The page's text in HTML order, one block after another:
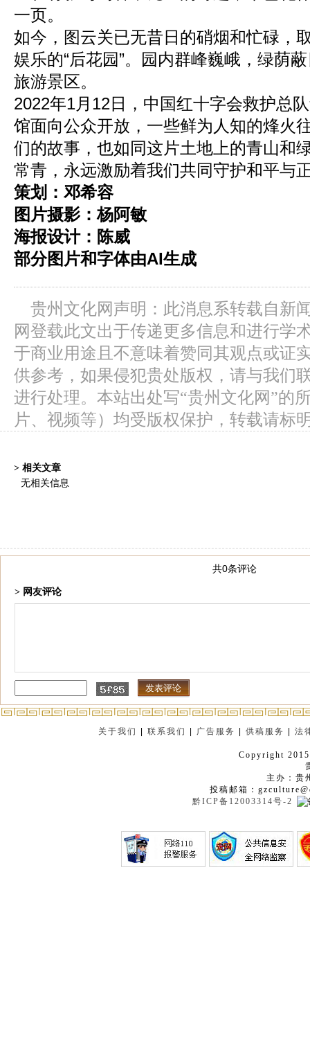
一页。
如今，图云关已无昔日的硝烟和忙碌，
娱乐的“后花园”。园内群峰巍峨，绿荫
旅游景区。
2022年1月12日，中国红十字会救护总队
馆面向公众开放，一些鲜为人知的烽火
们的故事，也如同这片土地上的青山和
常青，永远激励着我们共同守护和平与
策划：邓希容
图片摄影：杨阿敏
海报设计：陈威
部分图片和字体由AI生成
贵州文化网声明：此消息系转载自新
网登载此文出于传递更多信息和进行学
于商业用途且不意味着赞同其观点或证
供参考，如果侵犯贵处版权，请与我们
进行处理。本站出处写“贵州文化网”的
片、视频等）均受版权保护，转载请标
> 相关文章
无相关信息
共0条评论
> 网友评论
关于我们 |联系我们 广告服务 |供稿服务 |法
Copyright
主办：贵
投稿邮箱：
黔ICP备12003314号-2